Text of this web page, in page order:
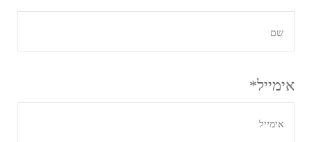
אימייל*